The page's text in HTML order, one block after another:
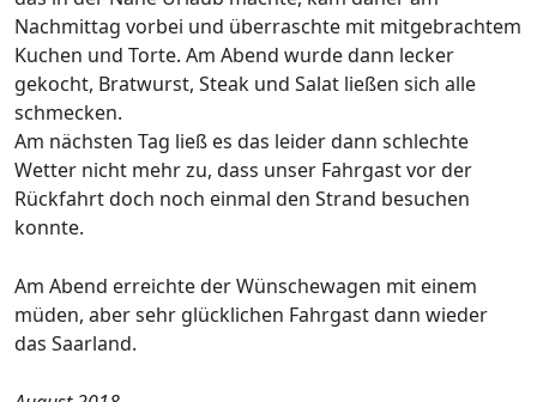
Nachmittag vorbei und überraschte mit mitgebrachtem
Kuchen und Torte. Am Abend wurde dann lecker
gekocht, Bratwurst, Steak und Salat ließen sich alle
schmecken.
Am nächsten Tag ließ es das leider dann schlechte
Wetter nicht mehr zu, dass unser Fahrgast vor der
Rückfahrt doch noch einmal den Strand besuchen
konnte.
Am Abend erreichte der Wünschewagen mit einem
müden, aber sehr glücklichen Fahrgast dann wieder
das Saarland.